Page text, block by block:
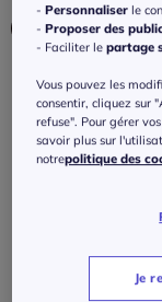
Taille :
Veuillez
En stock
-Personnaliser le
-Proposer des
- Faciliter lepartage
Vous pouvez les
consentir, cliquez sur
refuse". Pour gérer
savoir plus sur
notrepolitique des
Je